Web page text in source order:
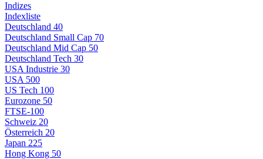
Indizes
Indexliste
Deutschland 40
Deutschland Small Cap 70
Deutschland Mid Cap 50
Deutschland Tech 30
USA Industrie 30
USA 500
US Tech 100
Eurozone 50
FTSE-100
Schweiz 20
Österreich 20
Japan 225
Hong Kong 50